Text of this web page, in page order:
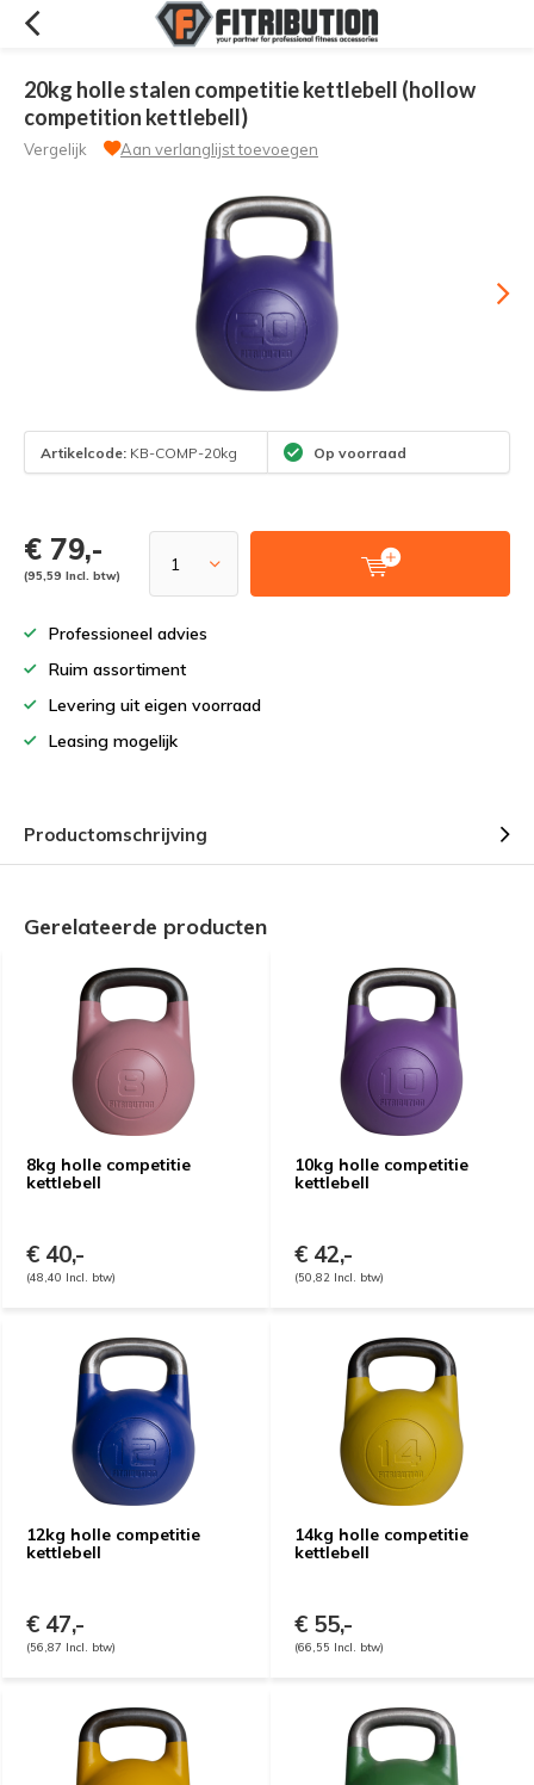
20kg holle stalen competitie kettlebell (hollow
competition kettlebell)
Vergelijk Aan verlanglijst toevoegen
Artikelcode: KB-COMP-20kg Op voorraad
€ 79,-
(95,59 Incl. btw)
Professioneel advies
Ruim assortiment
Levering uit eigen voorraad
Leasing mogelijk
Productomschrijving
Gerelateerde producten
8kg holle competitie
kettlebell
€ 40,-
(48,40 Incl. btw)
10kg holle competitie
kettlebell
€ 42,-
(50,82 Incl. btw)
12kg holle competitie
kettlebell
€ 47,-
(56,87 Incl. btw)
14kg holle competitie
kettlebell
€ 55,-
(66,55 Incl. btw)